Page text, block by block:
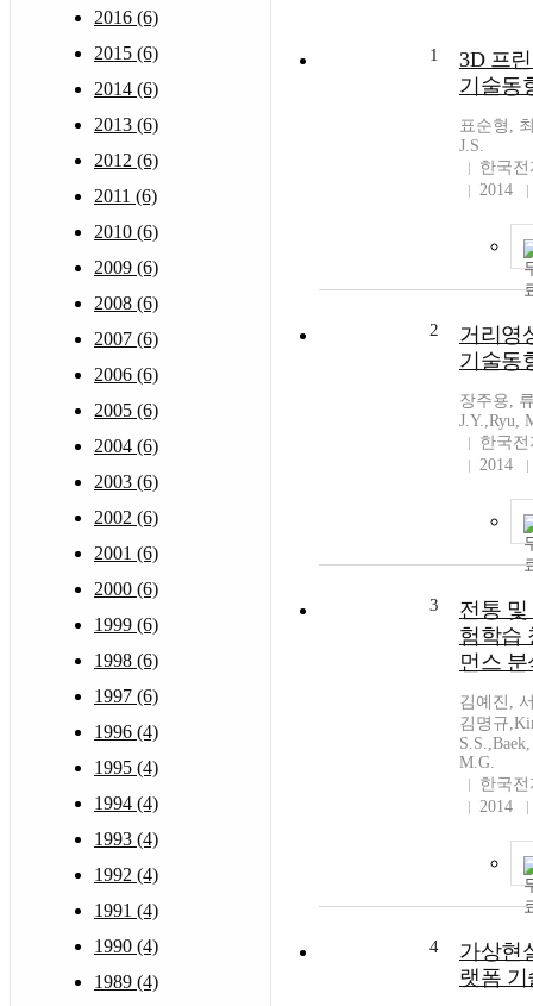
2016 (6)
2015 (6)
2014 (6)
2013 (6)
2012 (6)
2011 (6)
2010 (6)
2009 (6)
2008 (6)
2007 (6)
2006 (6)
2005 (6)
2004 (6)
2003 (6)
2002 (6)
2001 (6)
2000 (6)
1999 (6)
1998 (6)
1997 (6)
1996 (4)
1995 (4)
1994 (4)
1993 (4)
1992 (4)
1991 (4)
1990 (4)
1989 (4)
1
3D 프
기술동
표순형,
J.S.
한국
2014
2
거리영
기술동
장주용,
J.Y.,Ryu,
한국
2014
3
전통 및
험학습
먼스
김예진,
김명규
M.G.
한국
2014
4
가상현
랫폼 기